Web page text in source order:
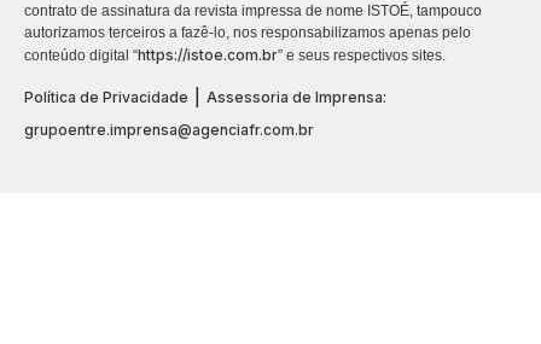
contrato de assinatura da revista impressa de nome ISTOÉ, tampouco
autorizamos terceiros a fazê-lo, nos responsabilizamos apenas pelo
conteúdo digital “https://istoe.com.br” e seus respectivos sites.
Política de Privacidade | Assessoria de Imprensa:
grupoentre.imprensa@agenciafr.com.br